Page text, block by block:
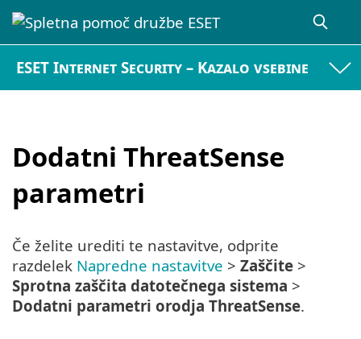
ESET Internet Security – Kazalo vsebine
Dodatni ThreatSense
parametri
Če želite urediti te nastavitve, odprite
razdelek Napredne nastavitve > Zaščite >
Sprotna zaščita datotečnega sistema >
Dodatni parametri orodja ThreatSense.